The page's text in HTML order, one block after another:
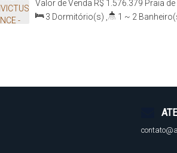
R$ 1.576.379
Valor de Venda
Praia
Ramos, Santa Catarina, Brasil
3 Dormitório(s) 1 ~ 2